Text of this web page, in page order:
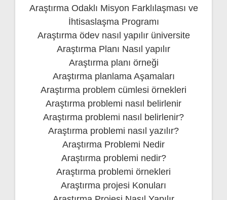
Araştırma Odaklı Misyon Farklılaşması ve
İhtisaslaşma Programı
Araştırma ödev nasıl yapılır üniversite
Araştırma Planı Nasıl yapılır
Araştırma planı örneği
Araştırma planlama Aşamaları
Araştırma problem cümlesi örnekleri
Araştırma problemi nasıl belirlenir
Araştırma problemi nasıl belirlenir?
Araştırma problemi nasıl yazılır?
Araştırma Problemi Nedir
Araştırma problemi nedir?
Araştırma problemi örnekleri
Araştırma projesi Konuları